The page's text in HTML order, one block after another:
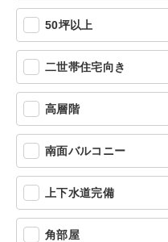
50坪以上
二世帯住宅向き
高層階
南面バルコニー
上下水道完備
角部屋